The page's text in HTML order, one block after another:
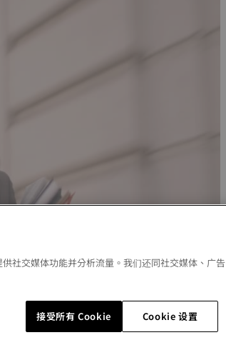
社交媒体功能并分析流量。我们还同社交媒体、广告
Cookie 设置
接受所有 Cookie